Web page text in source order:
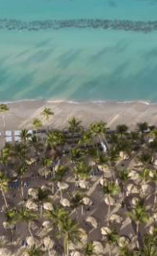
uma destas opções
sessão apenas com e-mail
?
Criar uma conta
fazer parte de